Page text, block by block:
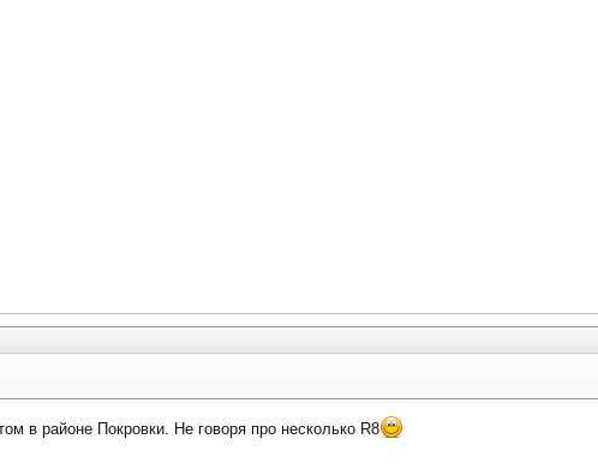
в районе Покровки. Не говоря про несколько R8